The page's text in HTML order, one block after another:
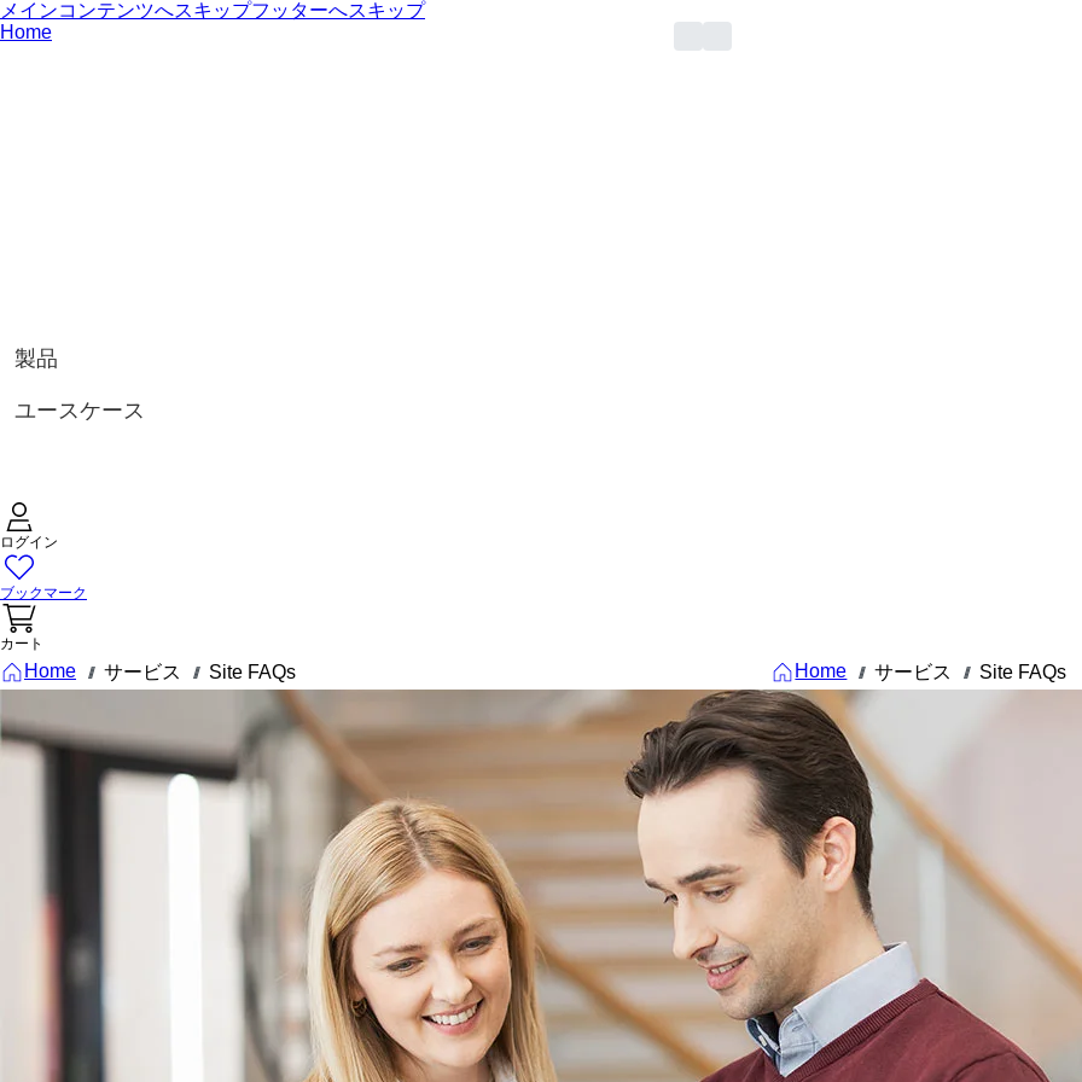
メインコンテンツへスキップフッターへスキップ
Home
製品
ユースケース
ログイン
ブックマーク
カート
Home /// サービス /// Site FAQs Home /// サービス /// Site FAQs